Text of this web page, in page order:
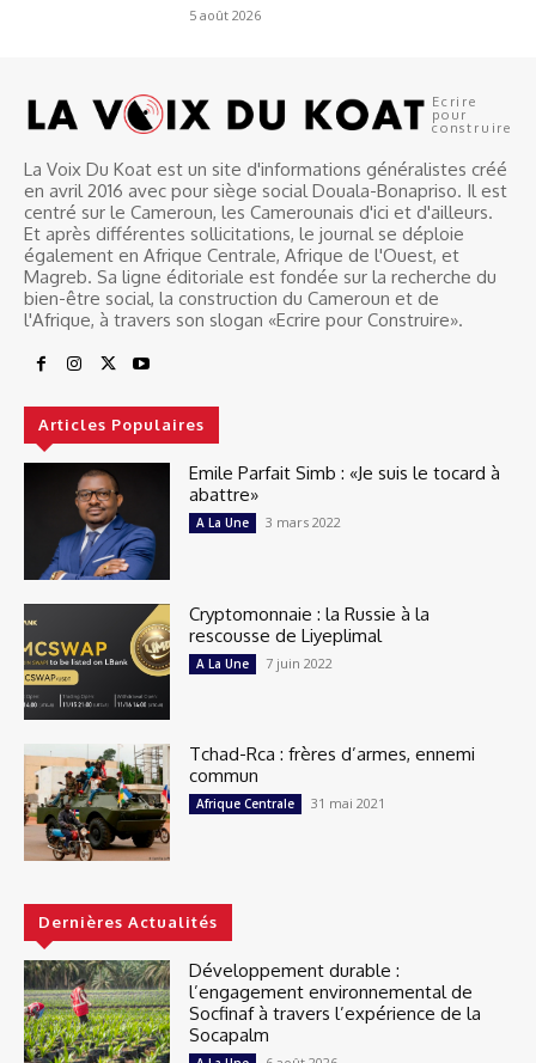
5 août 2026
Ecrire
pour
construire
La Voix Du Koat est un site d'informations généralistes créé
en avril 2016 avec pour siège social Douala-Bonapriso. Il est
centré sur le Cameroun, les Camerounais d'ici et d'ailleurs.
Et après différentes sollicitations, le journal se déploie
également en Afrique Centrale, Afrique de l'Ouest, et
Magreb. Sa ligne éditoriale est fondée sur la recherche du
bien-être social, la construction du Cameroun et de
l'Afrique, à travers son slogan «Ecrire pour Construire».
Articles Populaires
Emile Parfait Simb : «Je suis le tocard à
abattre»
A La Une 3 mars 2022
Cryptomonnaie : la Russie à la
rescousse de Liyeplimal
A La Une 7 juin 2022
Tchad-Rca : frères d’armes, ennemi
commun
Afrique Centrale 31 mai 2021
Dernières Actualités
Développement durable :
l’engagement environnemental de
Socfinaf à travers l’expérience de la
Socapalm